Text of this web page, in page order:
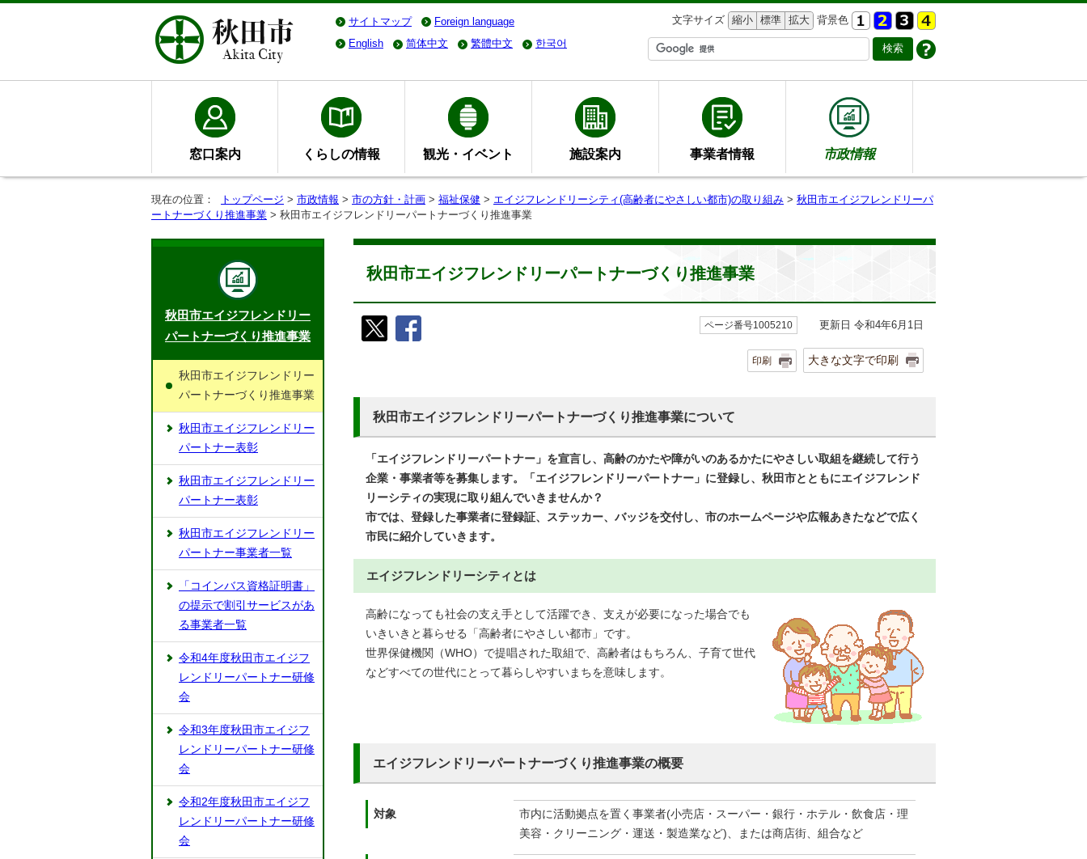
サイトマップ Foreign language 文字サイズ 縮小 標準 拡大 背景色
English
简体中文 繁體中文 한국어
窓口案内 くらしの情報 観光・イベント 施設案内 事業者情報 市政情報
現在の位置： トップページ > 市政情報 > 市の方針・計画 > 福祉保健 > エイジフレンドリーシティ(高齢者にやさしい都市)の取り組み > 秋田市エイジフレンドリーパ
ートナーづくり推進事業 > 秋田市エイジフレンドリーパートナーづくり推進事業
秋田市エイジフレンドリーパートナーづくり推進事業
ページ番号1005210 更新日 令和4年6月1日
印刷 大きな文字で印刷
秋田市エイジフレンドリーパートナーづくり推進事業について
「エイジフレンドリーパートナー」を宣言し、高齢のかたや障がいのあるかたにやさしい取組を継続して行う
企業・事業者等を募集します。「エイジフレンドリーパートナー」に登録し、秋田市とともにエイジフレンド
リーシティの実現に取り組んでいきませんか？
市では、登録した事業者に登録証、ステッカー、バッジを交付し、市のホームページや広報あきたなどで広く
市民に紹介していきます。
エイジフレンドリーシティとは
高齢になっても社会の支え手として活躍でき、支えが必要になった場合でも
いきいきと暮らせる「高齢者にやさしい都市」です。
世界保健機関（WHO）で提唱された取組で、高齢者はもちろん、子育て世代
などすべての世代にとって暮らしやすいまちを意味します。
エイジフレンドリーパートナーづくり推進事業の概要
対象
市内に活動拠点を置く事業者(小売店・スーパー・銀行・ホテル・飲食店・理
美容・クリーニング・運送・製造業など)、または商店街、組合など
秋田市エイジフレンドリー
パートナーづくり推進事業
秋田市エイジフレンドリー
パートナーづくり推進事業
秋田市エイジフレンドリー
パートナー表彰
秋田市エイジフレンドリー
パートナー表彰
秋田市エイジフレンドリー
パートナー事業者一覧
「コインバス資格証明書」
の提示で割引サービスがあ
る事業者一覧
令和4年度秋田市エイジフ
レンドリーパートナー研修
会
令和3年度秋田市エイジフ
レンドリーパートナー研修
会
令和2年度秋田市エイジフ
レンドリーパートナー研修
会